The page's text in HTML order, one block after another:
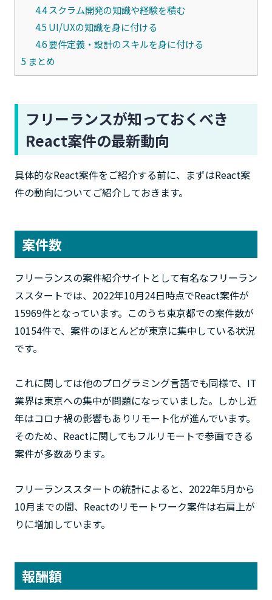
4.4スクラム開発の知識や経験を積む
4.5 UI/UXの知識を身に付ける
4.6要件定義・設計のスキルを身に付ける
5 まとめ
フリーランスが知っておくべき
React案件の最新動向
具体的なReact案件をご紹介する前に、まずはReact案
件の動向についてご紹介しておきます。
案件数
フリーランスの案件紹介サイトとして有名なフリーラン
ススタートでは、2022年10月24日時点でReact案件が
15969件となっています。このうち東京都での案件数が
10154件で、案件のほとんどが東京に集中している状況
です。
これに関しては他のプログラミング言語でも同様で、IT
業界は東京への集中が問題になっていました。しかし近
年はコロナ禍の影響もありリモート化が進んでいます。
そのため、Reactに関してもフルリモートで参画できる
案件が多数あります。
フリーランススタートの統計によると、2022年5月から
10月までの間、Reactのリモートワーク案件は右肩上が
りに増加しています。
報酬額